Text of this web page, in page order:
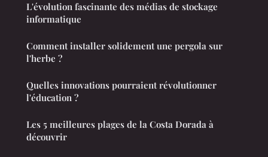
L'évolution fascinante des médias de stockage
informatique
Comment installer solidement une pergola sur
l'herbe ?
Quelles innovations pourraient révolutionner
l'éducation ?
Les 5 meilleures plages de la Costa Dorada à
découvrir